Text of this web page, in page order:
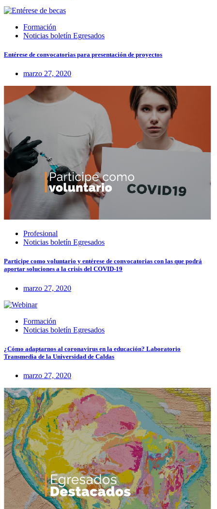
Formación
Noticias boletín Egresados
Entérese de convocatorias para presentación de proyectos
marzo 27, 2020
Profesional
Noticias boletín Egresados
Participe como voluntario y entérese de convocatorias con las que podrá
aportar soluciones a la crisis del COVID-19
marzo 27, 2020
Formación
Noticias boletín Egresados
¿Cómo adaptarnos al coronavirus en la educación? Laboratorio
Transmedia de la Universidad de Caldas
marzo 27, 2020